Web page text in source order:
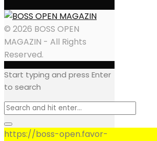
© 2026 BOSS OPEN
MAGAZIN - All Rights
Reserved.
Start typing and press Enter
to search
https://boss-open.favor-